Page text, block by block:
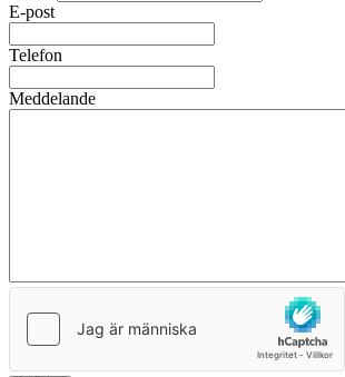
E-post
Telefon
Meddelande